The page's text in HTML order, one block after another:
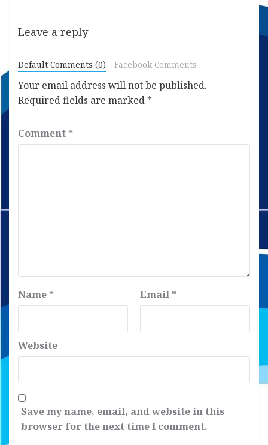
Leave a reply
Default Comments (0) Facebook Comments
Your email address will not be published.
Required fields are marked *
Comment *
Name * Email *
Website
Save my name, email, and website in this
browser for the next time I comment.